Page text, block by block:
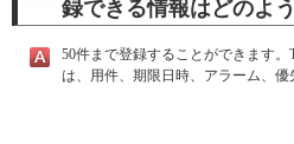
録できる情報はどのよ
50件まで登録することができます
は、用件、期限日時、アラーム、優